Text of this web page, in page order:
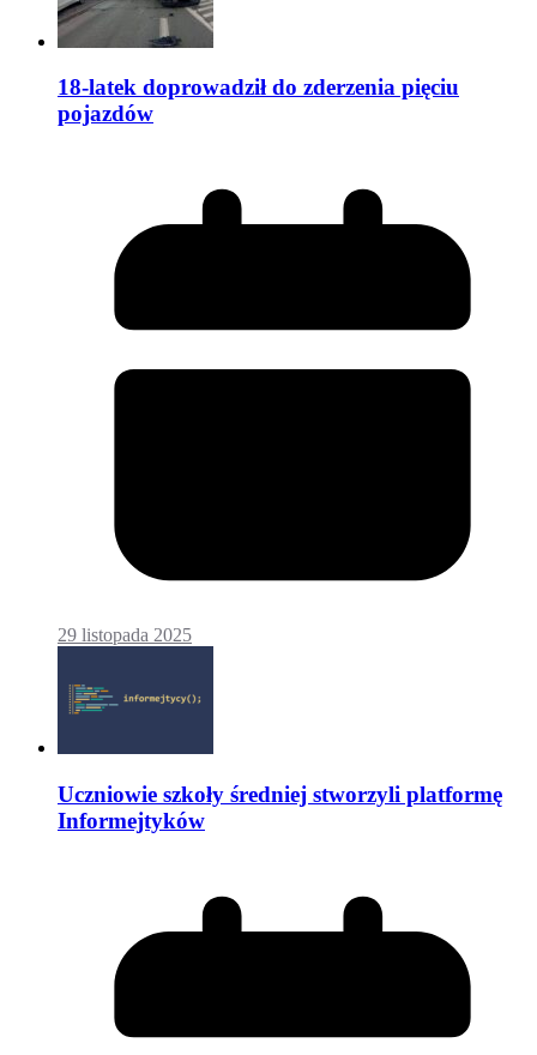
18-latek doprowadził do zderzenia pięciu
pojazdów
29 listopada 2025
Uczniowie szkoły średniej stworzyli platformę
Informejtyków